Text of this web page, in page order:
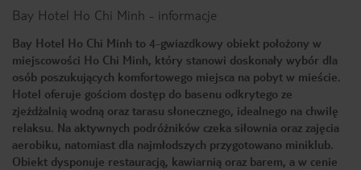
Bay Hotel Ho Chi Minh - informacje
Bay Hotel Ho Chi Minh to 4-gwiazdkowy obiekt położony w
miejscowości Ho Chi Minh, który stanowi doskonały wybór dla
osób poszukujących komfortowego miejsca na pobyt w mieście.
Hotel oferuje gościom dostęp do basenu odkrytego ze
zjeżdżalnią wodną oraz tarasu słonecznego, idealnego na chwilę
relaksu. Na aktywnych podróżników czeka siłownia oraz zajęcia
aerobiku, natomiast dla najmłodszych przygotowano miniklub.
Obiekt dysponuje restauracją, kawiarnią oraz barem, a w cenie